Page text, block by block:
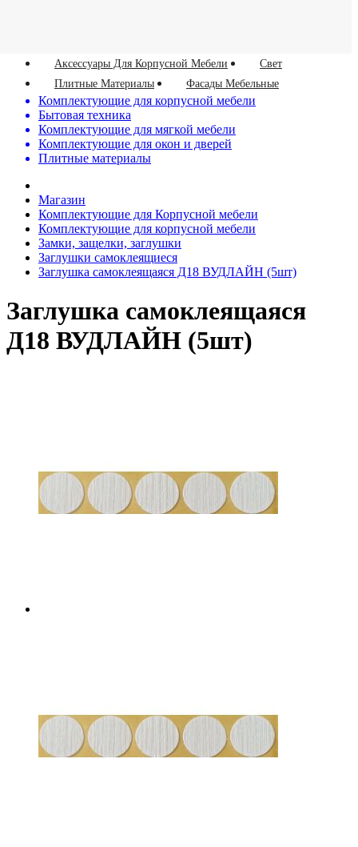
Аксессуары Для Корпусной Мебели
Свет
Плитные Материалы
Фасады Мебельные
Комплектующие для корпусной мебели
Бытовая техника
Комплектующие для мягкой мебели
Комплектующие для окон и дверей
Плитные материалы
Магазин
Комплектующие для Корпусной мебели
Комплектующие для корпусной мебели
Замки, защелки, заглушки
Заглушки самоклеящиеся
Заглушка самоклеящаяся Д18 ВУДЛАЙН (5шт)
Заглушка самоклеящаяся
Д18 ВУДЛАЙН (5шт)